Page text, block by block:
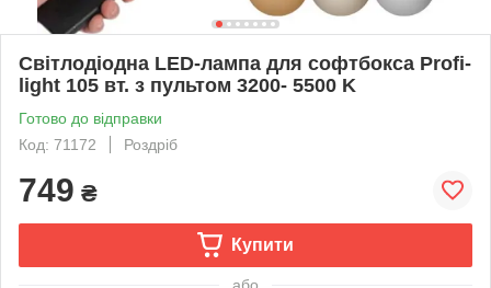
Світлодіодна LED-лампа для софтбокса Profi-
light 105 вт. з пультом 3200- 5500 K
Готово до відправки
Код: 71172
Роздріб
749 ₴
Купити
або